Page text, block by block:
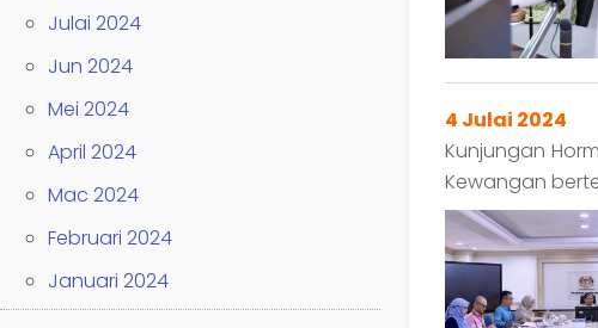
Julai 2024
Jun 2024
Mei 2024
April 2024
Mac 2024
Februari 2024
Januari 2024
4 Julai 2024
Kunjungan
Kewangan